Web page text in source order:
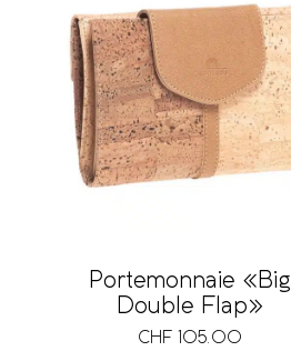
Portemonnaie «Big
Double Flap»
CHF 105.00